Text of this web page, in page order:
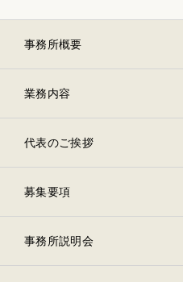
事務所概要
業務内容
代表のご挨拶
募集要項
事務所説明会